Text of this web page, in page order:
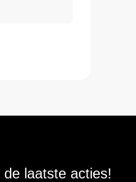
laatste acties!